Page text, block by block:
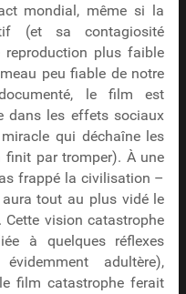
mondial, même si la
(et sa contagiosité
plus faible
peu fiable de notre
le film est
dans les effets sociaux
qui déchaîne les
finit par tromper). À une
frappé la civilisation –
tout au plus vidé le
Cette vision catastrophe
à quelques réflexes
adultère),
film catastrophe ferait